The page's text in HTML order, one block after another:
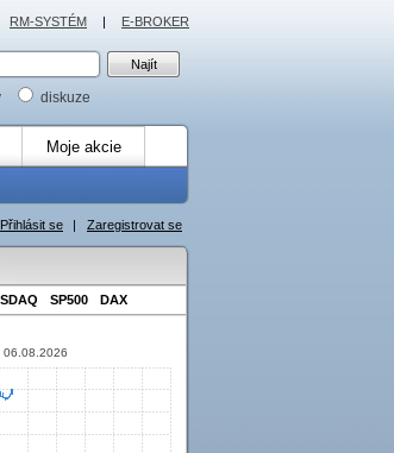
diskuze
Moje akcie
Přihlásit se | Zaregistrovat se
SP500 DAX
06.08.2026
RM-SYSTÉM | E-BROKER